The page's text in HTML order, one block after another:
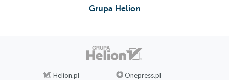
Grupa Helion
Helion.pl
Onepress.pl